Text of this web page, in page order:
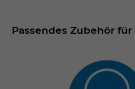
Passendes Zubehör